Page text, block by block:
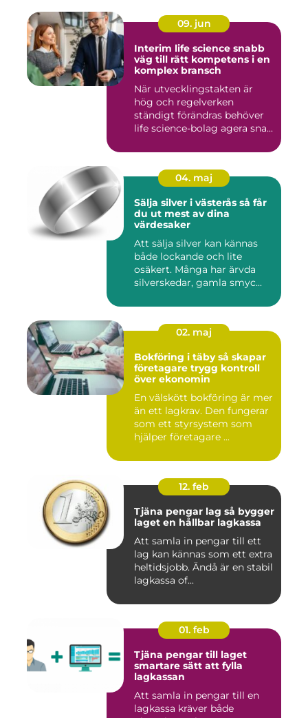
09. jun
Interim life science snabb
väg till rätt kompetens i en
komplex bransch
När utvecklingstakten är
hög och regelverken
ständigt förändras behöver
life science-bolag agera sna...
04. maj
Sälja silver i västerås så får
du ut mest av dina
värdesaker
Att sälja silver kan kännas
både lockande och lite
osäkert. Många har ärvda
silverskedar, gamla smyc...
02. maj
Bokföring i täby så skapar
företagare trygg kontroll
över ekonomin
En välskött bokföring är mer
än ett lagkrav. Den fungerar
som ett styrsystem som
hjälper företagare ...
12. feb
Tjäna pengar lag så bygger
laget en hållbar lagkassa
Att samla in pengar till ett
lag kan kännas som ett extra
heltidsjobb. Ändå är en stabil
lagkassa of...
01. feb
Tjäna pengar till laget
smartare sätt att fylla
lagkassan
Att samla in pengar till en
lagkassa kräver både